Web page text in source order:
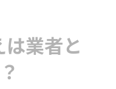
業者と